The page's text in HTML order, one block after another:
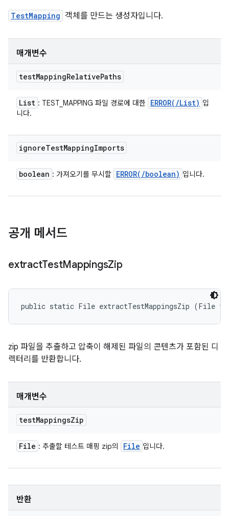
TestMapping 객체를 만드는 생성자입니다.
매개변수
testMappingRelativePaths
List : TEST_MAPPING 파일 경로에 대한 ERROR( /List) 입
니다.
ignoreTestMappingImports
boolean : 가져오기를 무시할 ERROR( /boolean) 입니다.
공개 메서드
extractTestMappingsZip
public static File extractTestMappingsZip (File
zip 파일을 추출하고 압축이 해제된 파일의 콘텐츠가 포함된 디
렉터리를 반환합니다.
매개변수
testMappingsZip
File : 추출할 테스트 매핑 zip의 File 입니다.
반환